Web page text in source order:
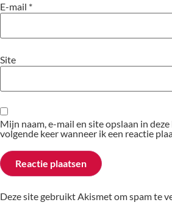
E-mail *
Site
Mijn naam, e-mail en site opslaan in
volgende keer wanneer ik een reactie
Deze site gebruikt Akismet om spam te